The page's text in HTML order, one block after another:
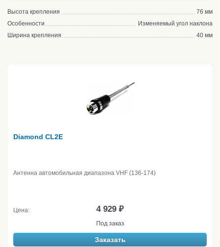
Высота крепления
76 мм
Особенности
Изменяемый угол наклона
Ширина крепления
40 мм
Diamond CL2E
Антенна автомобильная диапазона VHF (136-174)
Цена: 4 929 ₽
Под заказ
Заказать